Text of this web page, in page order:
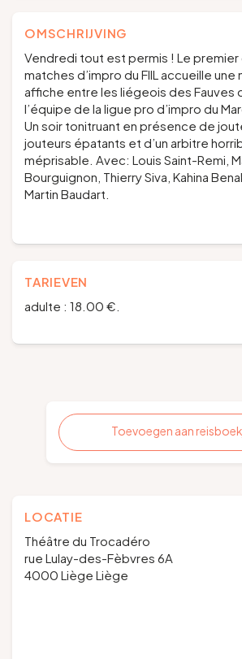
OMSCHRIJVING
Vendredi tout est permis ! Le premier
matches d’impro du FIIL accueille une
affiche entre les liégeois des Fauves
l’équipe de la ligue pro d’impro du
Un soir tonitruant en présence de
jouteurs épatants et d’un arbitre
méprisable. Avec: Louis Saint-Remi,
Bourguignon, Thierry Siva, Kahina
Martin Baudart.
TARIEVEN
adulte : 18.00 €.
Toevoegen aan
LOCATIE
Théâtre du Trocadéro
rue Lulay-des-Fèbvres 6A
4000 Liège Liège